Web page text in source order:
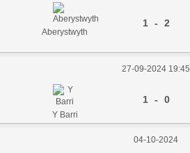
Aberystwyth
1 - 2
27-09-2024 19:45
Y Barri
1 - 0
04-10-2024